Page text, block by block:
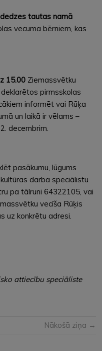
tautas namā
vecuma bērniem, kas
15.00 Ziemassvētku
deklarētos pirmsskolas
informēt vai Rūķa
un laikā ir vēlams –
decembrim.
pasākumu, lūgums
darba speciālistu
pa tālruni 64322105, vai
vecīša Rūķis
uz konkrētu adresi.
attiecību speciāliste
Nākošā ziņa →